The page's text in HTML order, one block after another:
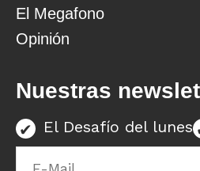
El Megafono
Opinión
Nuestras
El Desafío del lunes